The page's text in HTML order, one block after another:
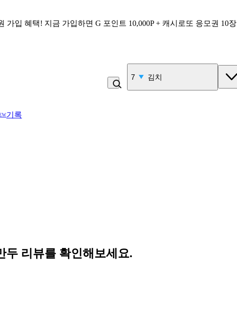
가입 혜택! 지금 가입하면 G 포인트 10,000P + 캐시로또 응모권 10장
7 김치
기록
두 리뷰를 확인해보세요.